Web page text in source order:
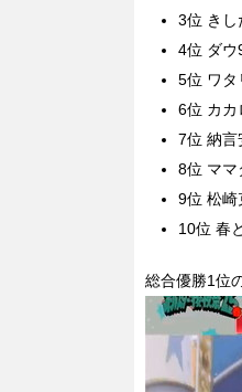
3位 きし
4位 ダウ
5位 ワタ
6位 カカ
7位 納言
8位 ママ
9位 松崎
10位 春
総合優勝1位